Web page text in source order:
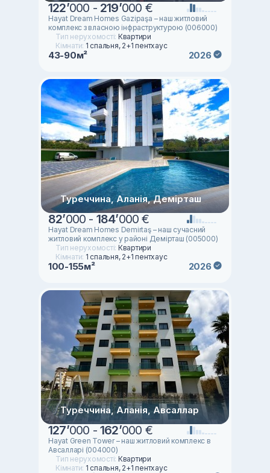
122’000 - 219’000 €
Hayat Dream Homes Gazipaşa – наш житловий
комплекс з власною інфраструктурою (006000)
Тип нерухомості: Квартири
Кімнати: 1 спальня, 2+1 пентхаус
43-90м² 2026
Туреччина, Аланія, Демірташ
82’000 - 184’000 €
Hayat Dream Homes Demirtaş – наш сучасний
житловий комплекс у районі Демірташ (005000)
Тип нерухомості: Квартири
Кімнати: 1 спальня, 2+1 пентхаус
100-155м² 2026
Туреччина, Аланія, Авсаллар
127’000 -162’000 €
Hayat Green Tower – наш житловий комплекс в
Авсалларі (004000)
Тип нерухомості: Квартири
Кімнати: 1 спальня, 2+1 пентхаус